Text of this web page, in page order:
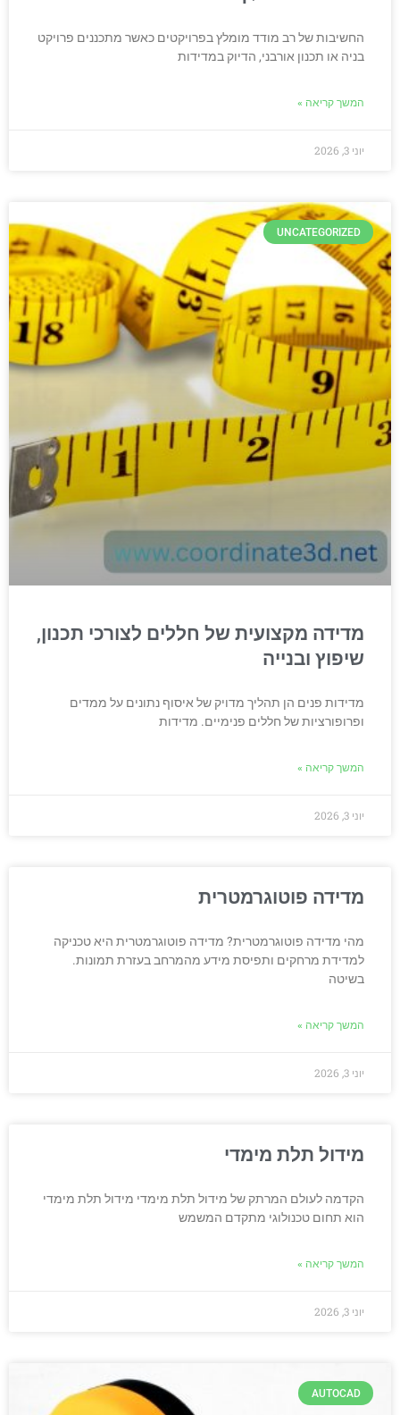
החשיבות של רב מודד מומלץ בפרויקטים כאשר מתכננים פרויקט
בניה או תכנון אורבני, הדיוק במדידות
המשך קריאה »
יוני 3, 2026
UNCATEGORIZED
מדידה מקצועית של חללים לצורכי תכנון,
שיפוץ ובנייה
מדידות פנים הן תהליך מדויק של איסוף נתונים על ממדים
ופרופורציות של חללים פנימיים. מדידות
המשך קריאה »
יוני 3, 2026
מדידה פוטוגרמטרית
מהי מדידה פוטוגרמטרית? מדידה פוטוגרמטרית היא טכניקה
למדידת מרחקים ותפיסת מידע מהמרחב בעזרת תמונות.
בשיטה
המשך קריאה »
יוני 3, 2026
מידול תלת מימדי
הקדמה לעולם המרתק של מידול תלת מימדי מידול תלת מימדי
הוא תחום טכנולוגי מתקדם המשמש
המשך קריאה »
יוני 3, 2026
AUTOCAD